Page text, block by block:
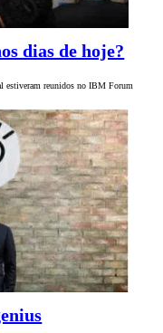
dias de hoje?
estiveram reunidos no IBM Forum